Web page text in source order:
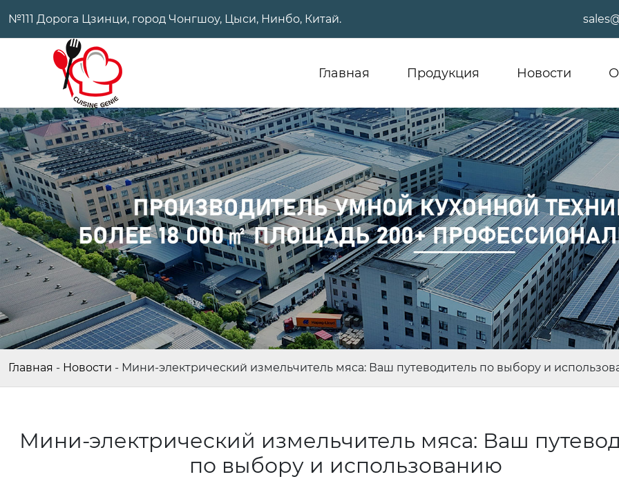
№111 Дорога Цзинци, город Чонгшоу, Цыси, Нинбо, Китай.
Главная Продукция Новости
Главная - Новости - Мини-электрический измельчитель мяса: Ваш путеводитель по выбору и
Мини-электрический измельчитель мяса: Ваш
по выбору и использованию